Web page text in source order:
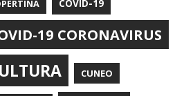
COVID-19
19 CORONAVIRUS
CUNEO